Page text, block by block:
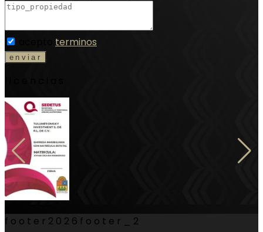
terminos
footer 2026 footer_2